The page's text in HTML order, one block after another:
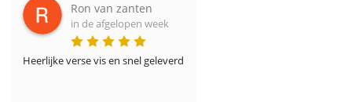
Ron van zanten
in de afgelopen week
Heerlijke verse vis en snel geleverd